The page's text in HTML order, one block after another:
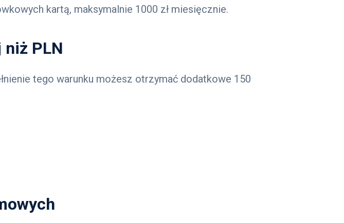
kartą, maksymalnie 1000 zł miesięcznie.
PLN
tego warunku możesz otrzymać dodatkowe 150